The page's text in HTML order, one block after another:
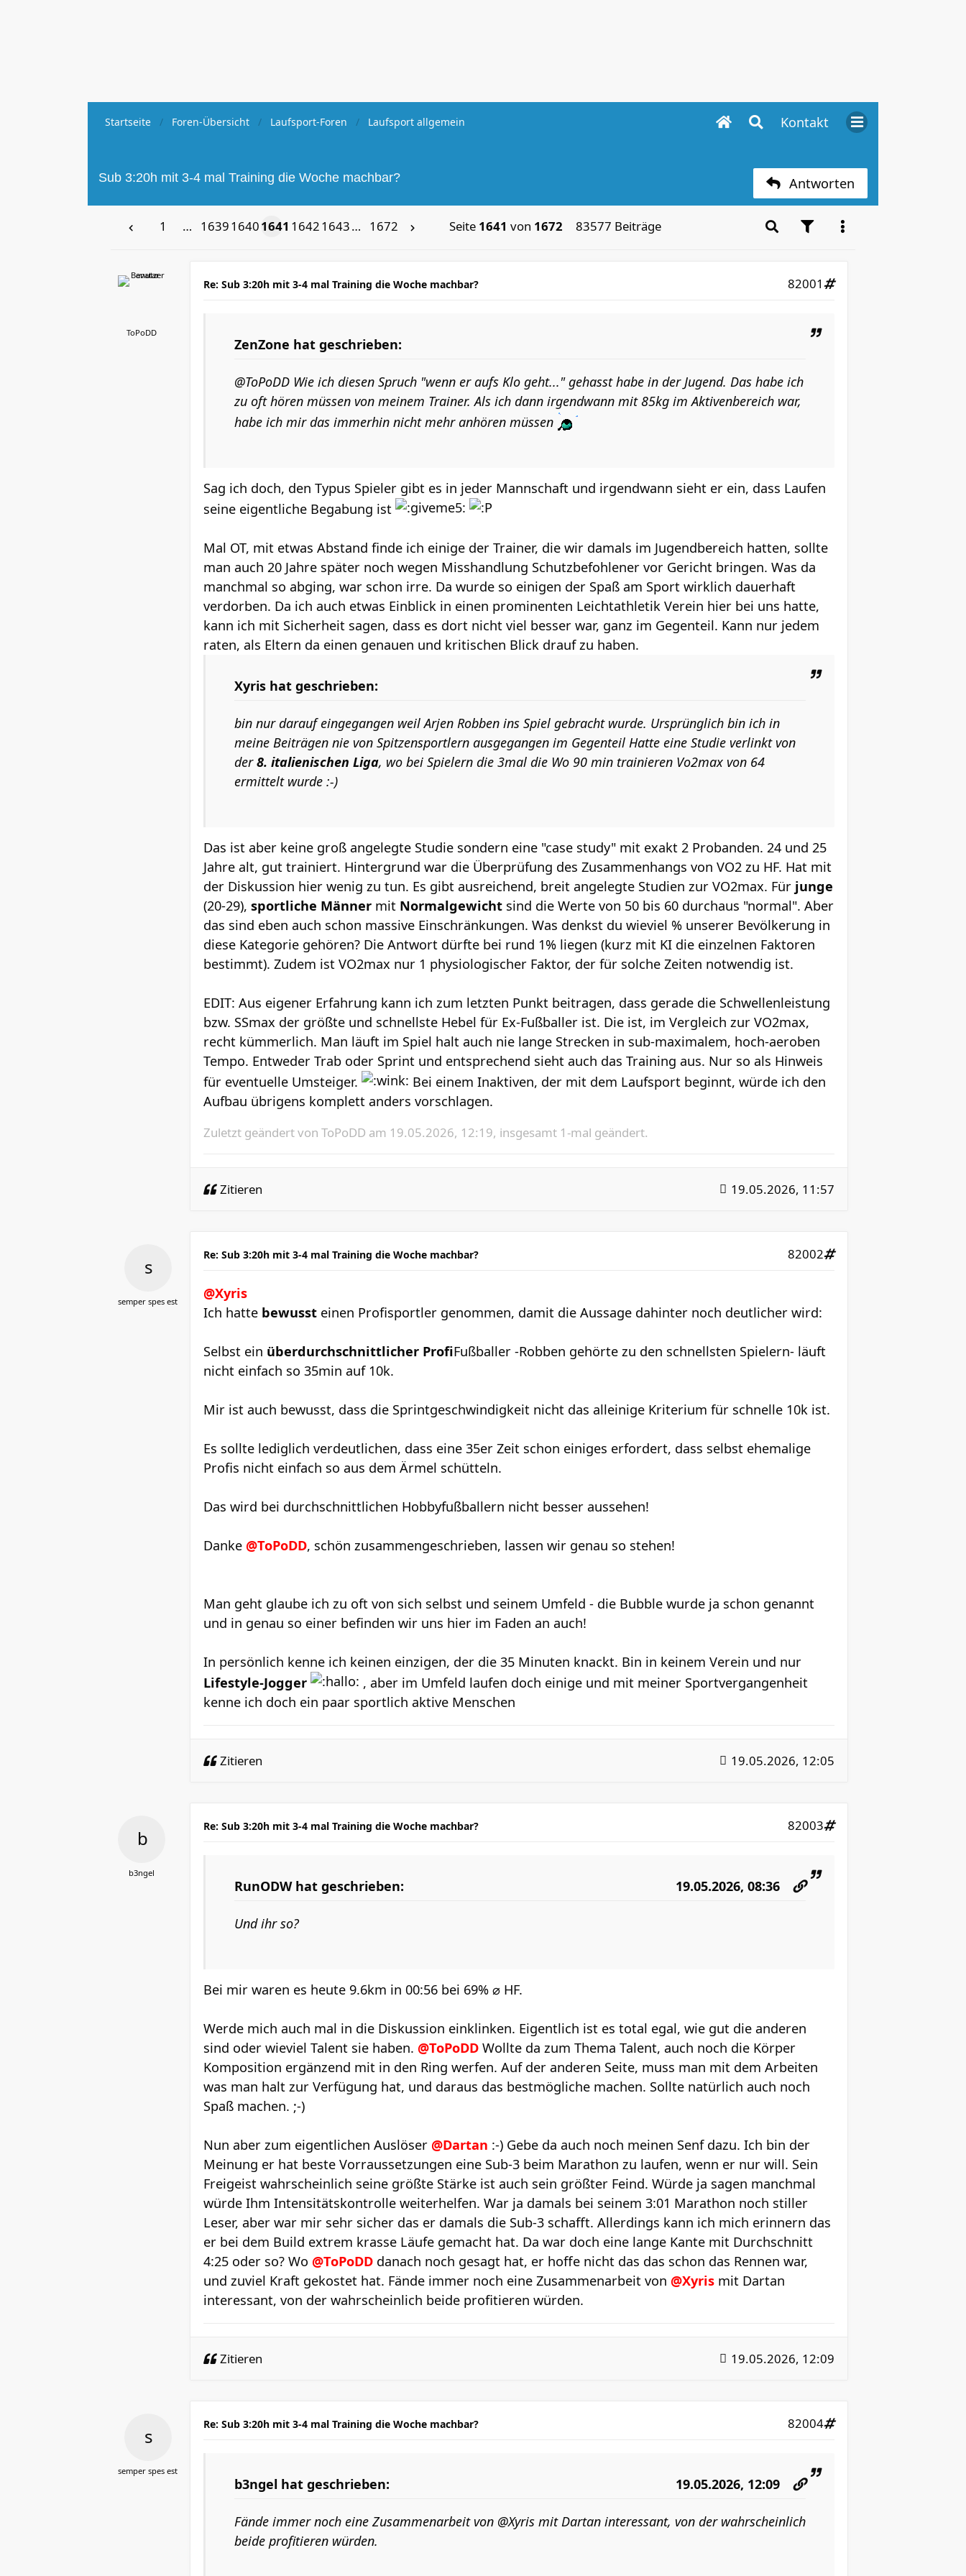
Kontakt
Startseite Foren-Übersicht Laufsport-Foren Laufsport allgemein
Sub 3:20h mit 3-4 mal Training die Woche machbar? Antworten
1 … 163916401641 16421643… 1672 Seite 1641 von 1672 83577 Beiträge
ToPoDD
Re: Sub 3:20h mit 3-4 mal Training die Woche machbar? 82001
ZenZone hat geschrieben:
@ToPoDD Wie ich diesen Spruch "wenn er aufs Klo geht..." gehasst habe in der Jugend. Das habe ich
zu oft hören müssen von meinem Trainer. Als ich dann irgendwann mit 85kg im Aktivenbereich war,
habe ich mir das immerhin nicht mehr anhören müssen
Sag ich doch, den Typus Spieler gibt es in jeder Mannschaft und irgendwann sieht er ein, dass Laufen
seine eigentliche Begabung ist
Mal OT, mit etwas Abstand finde ich einige der Trainer, die wir damals im Jugendbereich hatten, sollte
man auch 20 Jahre später noch wegen Misshandlung Schutzbefohlener vor Gericht bringen. Was da
manchmal so abging, war schon irre. Da wurde so einigen der Spaß am Sport wirklich dauerhaft
verdorben. Da ich auch etwas Einblick in einen prominenten Leichtathletik Verein hier bei uns hatte,
kann ich mit Sicherheit sagen, dass es dort nicht viel besser war, ganz im Gegenteil. Kann nur jedem
raten, als Eltern da einen genauen und kritischen Blick drauf zu haben.
Xyris hat geschrieben:
bin nur darauf eingegangen weil Arjen Robben ins Spiel gebracht wurde. Ursprünglich bin ich in
meine Beiträgen nie von Spitzensportlern ausgegangen im Gegenteil Hatte eine Studie verlinkt von
der8. italienischen Liga, wo bei Spielern die 3mal die Wo 90 min trainieren Vo2max von 64
ermittelt wurde :-)
Das ist aber keine groß angelegte Studie sondern eine "case study" mit exakt 2 Probanden. 24 und 25
Jahre alt, gut trainiert. Hintergrund war die Überprüfung des Zusammenhangs von VO2 zu HF. Hat mit
der Diskussion hier wenig zu tun. Es gibt ausreichend, breit angelegte Studien zur VO2max. Für junge
(20-29), sportliche Männer mit Normalgewicht sind die Werte von 50 bis 60 durchaus "normal". Aber
das sind eben auch schon massive Einschränkungen. Was denkst du wieviel % unserer Bevölkerung in
diese Kategorie gehören? Die Antwort dürfte bei rund 1% liegen (kurz mit KI die einzelnen Faktoren
bestimmt). Zudem ist VO2max nur 1 physiologischer Faktor, der für solche Zeiten notwendig ist.
EDIT: Aus eigener Erfahrung kann ich zum letzten Punkt beitragen, dass gerade die Schwellenleistung
bzw. SSmax der größte und schnellste Hebel für Ex-Fußballer ist. Die ist, im Vergleich zur VO2max,
recht kümmerlich. Man läuft im Spiel halt auch nie lange Strecken in sub-maximalem, hoch-aeroben
Tempo. Entweder Trab oder Sprint und entsprechend sieht auch das Training aus. Nur so als Hinweis
für eventuelle Umsteiger.
Bei einem Inaktiven, der mit dem Laufsport beginnt, würde ich den
Aufbau übrigens komplett anders vorschlagen.
Zuletzt geändert von ToPoDD am 19.05.2026, 12:19, insgesamt 1-mal geändert.
Zitieren 19.05.2026, 11:57
semper spes est
Re: Sub 3:20h mit 3-4 mal Training die Woche machbar? 82002
@Xyris
Ich hatte bewusst einen Profisportler genommen, damit die Aussage dahinter noch deutlicher wird:
Selbst ein überdurchschnittlicher ProfiFußballer -Robben gehörte zu den schnellsten Spielern- läuft
nicht einfach so 35min auf 10k.
Mir ist auch bewusst, dass die Sprintgeschwindigkeit nicht das alleinige Kriterium für schnelle 10k ist.
Es sollte lediglich verdeutlichen, dass eine 35er Zeit schon einiges erfordert, dass selbst ehemalige
Profis nicht einfach so aus dem Ärmel schütteln.
Das wird bei durchschnittlichen Hobbyfußballern nicht besser aussehen!
Danke @ToPoDD, schön zusammengeschrieben, lassen wir genau so stehen!
Man geht glaube ich zu oft von sich selbst und seinem Umfeld - die Bubble wurde ja schon genannt
und in genau so einer befinden wir uns hier im Faden an auch!
In persönlich kenne ich keinen einzigen, der die 35 Minuten knackt. Bin in keinem Verein und nur
Lifestyle-Jogger
, aber im Umfeld laufen doch einige und mit meiner Sportvergangenheit
kenne ich doch ein paar sportlich aktive Menschen
Zitieren 19.05.2026, 12:05
b3ngel
Re: Sub 3:20h mit 3-4 mal Training die Woche machbar? 82003
RunODWhat geschrieben: 19.05.2026, 08:36
Und ihr so?
Bei mir waren es heute 9.6km in 00:56 bei 69% ⌀ HF.
Werde mich auch mal in die Diskussion einklinken. Eigentlich ist es total egal, wie gut die anderen
sind oder wieviel Talent sie haben. @ToPoDD Wollte da zum Thema Talent, auch noch die Körper
Komposition ergänzend mit in den Ring werfen. Auf der anderen Seite, muss man mit dem Arbeiten
was man halt zur Verfügung hat, und daraus das bestmögliche machen. Sollte natürlich auch noch
Spaß machen. ;-)
Nun aber zum eigentlichen Auslöser @Dartan :-) Gebe da auch noch meinen Senf dazu. Ich bin der
Meinung er hat beste Vorraussetzungen eine Sub-3 beim Marathon zu laufen, wenn er nur will. Sein
Freigeist wahrscheinlich seine größte Stärke ist auch sein größter Feind. Würde ja sagen manchmal
würde Ihm Intensitätskontrolle weiterhelfen. War ja damals bei seinem 3:01 Marathon noch stiller
Leser, aber war mir sehr sicher das er damals die Sub-3 schafft. Allerdings kann ich mich erinnern das
er bei dem Build extrem krasse Läufe gemacht hat. Da war doch eine lange Kante mit Durchschnitt
4:25 oder so? Wo @ToPoDD danach noch gesagt hat, er hoffe nicht das das schon das Rennen war,
und zuviel Kraft gekostet hat. Fände immer noch eine Zusammenarbeit von @Xyris mit Dartan
interessant, von der wahrscheinlich beide profitieren würden.
Zitieren 19.05.2026, 12:09
semper spes est
Re: Sub 3:20h mit 3-4 mal Training die Woche machbar? 82004
b3ngel hat geschrieben: 19.05.2026, 12:09
Fände immer noch eine Zusammenarbeit von @Xyris mit Dartan interessant, von der wahrscheinlich
beide profitieren würden.